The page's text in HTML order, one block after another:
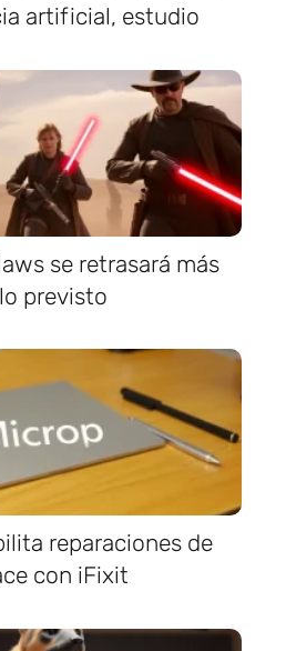
artificial, estudio
se retrasará más
previsto
reparaciones de
con iFixit